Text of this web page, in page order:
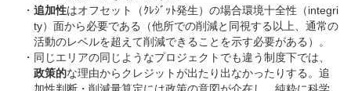
・ 追加性はオフセット（ｸﾚｼﾞｯﾄ発生）の場合環境十全性（integri
ty）面から必要である（他所での削減と同視する以上、通常の
活動のレベルを超えて削減できることを示す必要がある）。
・ 同じエリアの同じようなプロジェクトでも違う制度下では、
政策的な理由からクレジットが出たり出なかったりする。追